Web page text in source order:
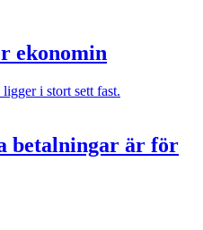
ekonomin
i stort sett fast.
betalningar är för